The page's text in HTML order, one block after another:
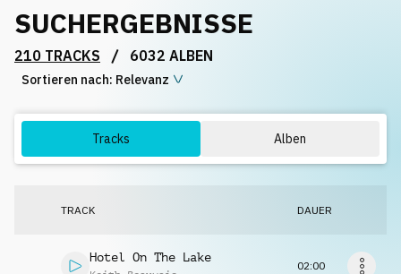
Playlists
Lizenzen
SUCHERGEBNISSE
210 TRACKS / 6032 ALBEN
Sortieren nach: Relevanz
Tracks Alben
TRACK DAUER
Hotel On The Lake
02:00